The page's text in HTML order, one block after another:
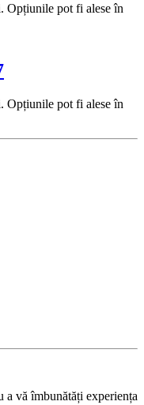
Opțiunile pot fi alese în
Opțiunile pot fi alese în
a vă îmbunătăți experiența